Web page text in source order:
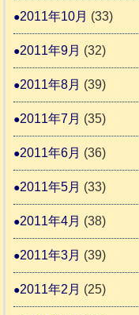
2011年10月 (33)
2011年9月 (32)
2011年8月 (39)
2011年7月 (35)
2011年6月 (36)
2011年5月 (33)
2011年4月 (38)
2011年3月 (39)
2011年2月 (25)